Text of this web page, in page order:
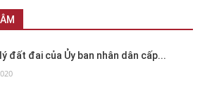
đất đai của Ủy ban nhân dân cấp...